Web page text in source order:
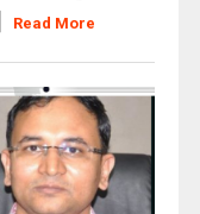
Read More